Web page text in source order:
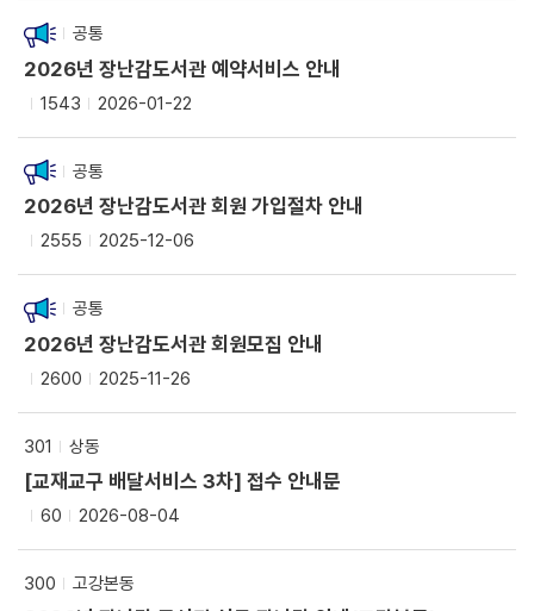
공통
2026년 장난감도서관 예약서비스 안내
1543 2026-01-22
공통
2026년 장난감도서관 회원 가입절차 안내
2555 2025-12-06
공통
2026년 장난감도서관 회원모집 안내
2600 2025-11-26
301 상동
[교재교구 배달서비스 3차] 접수 안내문
60 2026-08-04
300 고강본동